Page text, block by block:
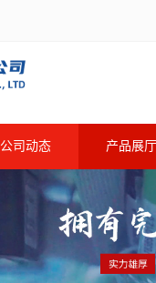
公司动态 产品展厅